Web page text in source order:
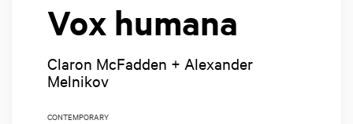
Vox humana
Claron McFadden + Alexander
Melnikov
CONTEMPORARY